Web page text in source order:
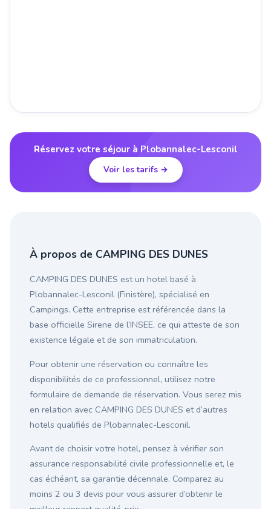
Réservez votre séjour à Plobannalec-Lesconil
Voir les tarifs →
À propos de CAMPING DES DUNES
CAMPING DES DUNES est un hotel basé à
Plobannalec-Lesconil (Finistère), spécialisé en
Campings. Cette entreprise est référencée dans la
base officielle Sirene de l’INSEE, ce qui atteste de son
existence légale et de son immatriculation.
Pour obtenir une réservation ou connaître les
disponibilités de ce professionnel, utilisez notre
formulaire de demande de réservation. Vous serez mis
en relation avec CAMPING DES DUNES et d’autres
hotels qualifiés de Plobannalec-Lesconil.
Avant de choisir votre hotel, pensez à vérifier son
assurance responsabilité civile professionnelle et, le
cas échéant, sa garantie décennale. Comparez au
moins 2 ou 3 devis pour vous assurer d’obtenir le